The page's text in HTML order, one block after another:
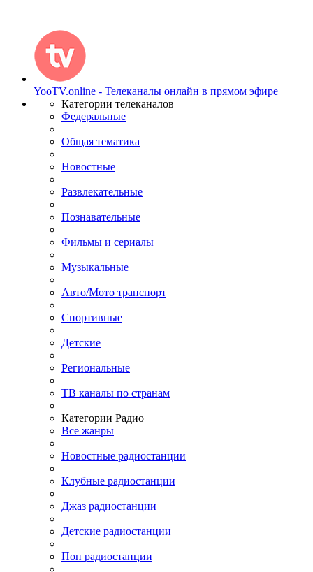
YooTV.online - Телеканалы онлайн в прямом эфире
Категории телеканалов
Федеральные
Общая тематика
Новостные
Развлекательные
Познавательные
Фильмы и сериалы
Музыкальные
Авто/Мото транспорт
Спортивные
Детские
Региональные
ТВ каналы по странам
Категории Радио
Все жанры
Новостные радиостанции
Клубные радиостанции
Джаз радиостанции
Детские радиостанции
Поп радиостанции